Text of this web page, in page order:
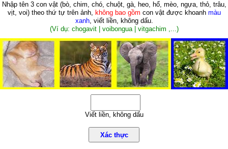
Nhập tên 3 con vật (bò, chim, chó, chuột, gà, heo, hổ, mèo, ngựa, thỏ, trâu,
vịt, voi)theo thứ tự trên ảnh, không bao gồm con vật được khoanh màu
xanh, viết liền, không dấu.
(Ví dụ: chogavit | voibongua | vitgachim ,...)
Viết liền, không dấu
Xác thực